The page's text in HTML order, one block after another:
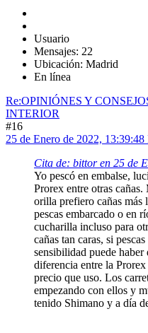
Usuario
Mensajes: 22
Ubicación: Madrid
En línea
Re:OPINIÓNES Y
INTERIOR
#16
25 de Enero de 2022, 13:39:48
Cita de: bittor en 25 de
Yo pescó en embalse,
Prorex entre otras cañas.
orilla prefiero cañas más
pescas embarcado o en
cucharilla incluso para
cañas tan caras, si
sensibilidad puede
diferencia entre la
precio que uso. Los
empezando con ellos y
tenido Shimano y a día